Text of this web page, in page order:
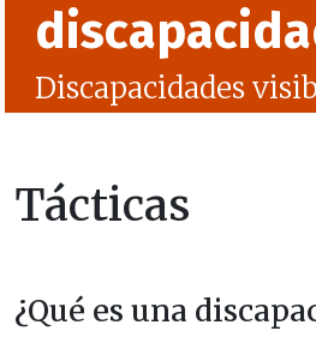
Discapacidades
Tácticas
¿Qué es una